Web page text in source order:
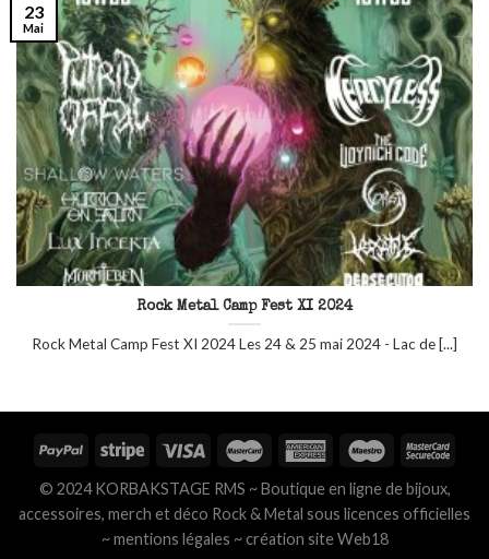
Rock Metal Camp Fest XI 2024
Rock Metal Camp Fest XI 2024 Les 24 & 25 mai 2024 - Lac de [...]
23
Mai
© 2024 KORBAKSTAGE RMS ~ Boutique en ligne de bijoux,
accessoires, merch et déco Rock & Metal sous licences officielles
~mentions légales ~ création site Web18